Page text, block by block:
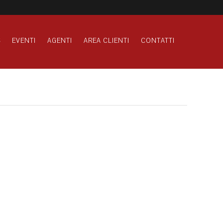
EVENTI AGENTI AREA CLIENTI CONTATTI